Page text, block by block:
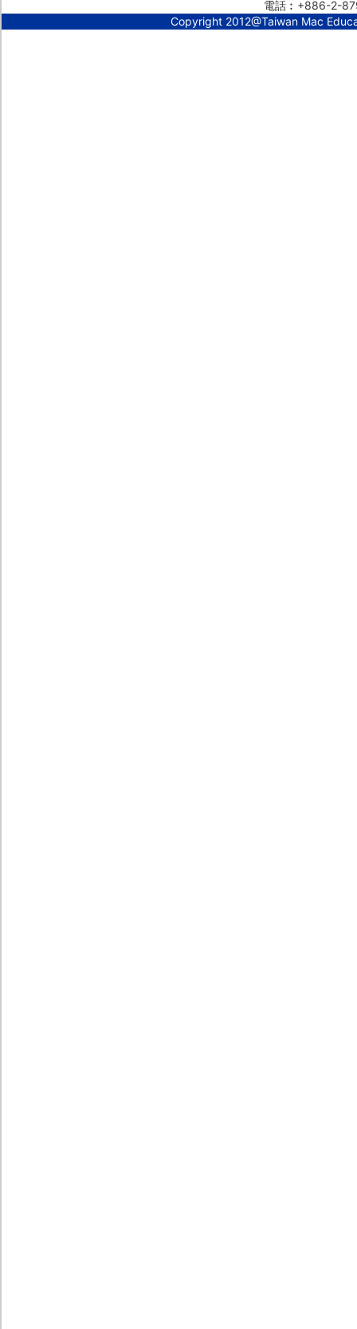
電話︰+886-2-
Copyright 2012@Taiwan Mac